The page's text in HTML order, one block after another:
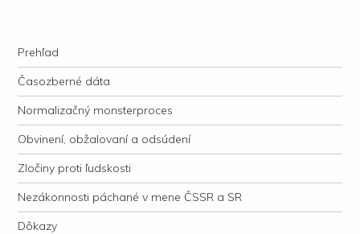
justície
Navigation
Skip to content
Prehľad
Časozberné dáta
Normalizačný monsterproces
Obvinení, obžalovaní a odsúdení
Zločiny proti ľudskosti
Nezákonnosti páchané v mene ČSSR a SR
Dôkazy